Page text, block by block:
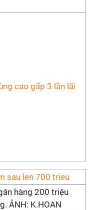
cao gấp 3 lần lãi
hàng 200 triệu
ẢNH: K.HOAN